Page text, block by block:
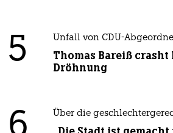
5 Unfall von CDU-
Thomas Bareiß
Dröhnung
Über die